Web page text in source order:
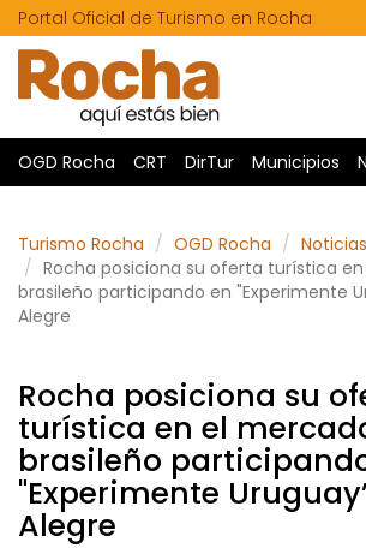
Portal Oficial de Turismo en Rocha
OGD Rocha CRT DirTur Municipios
Turismo Rocha OGD Rocha
Noticias
Rocha posiciona su oferta turística
brasileño participando en "Experimente
Alegre
Rocha posiciona su
turística en el
brasileño
"Experimente
Alegre